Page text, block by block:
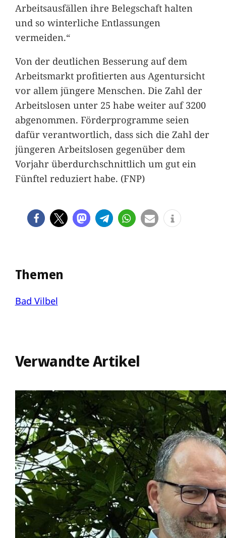
Arbeitsausfällen ihre Belegschaft halten
und so winterliche Entlassungen
vermeiden.“
Von der deutlichen Besserung auf dem
Arbeitsmarkt profitierten aus Agentursicht
vor allem jüngere Menschen. Die Zahl der
Arbeitslosen unter 25 habe weiter auf 3200
abgenommen. Förderprogramme seien
dafür verantwortlich, dass sich die Zahl der
jüngeren Arbeitslosen gegenüber dem
Vorjahr überdurchschnittlich um gut ein
Fünftel reduziert habe. (FNP)
Themen
Bad Vilbel
Verwandte Artikel